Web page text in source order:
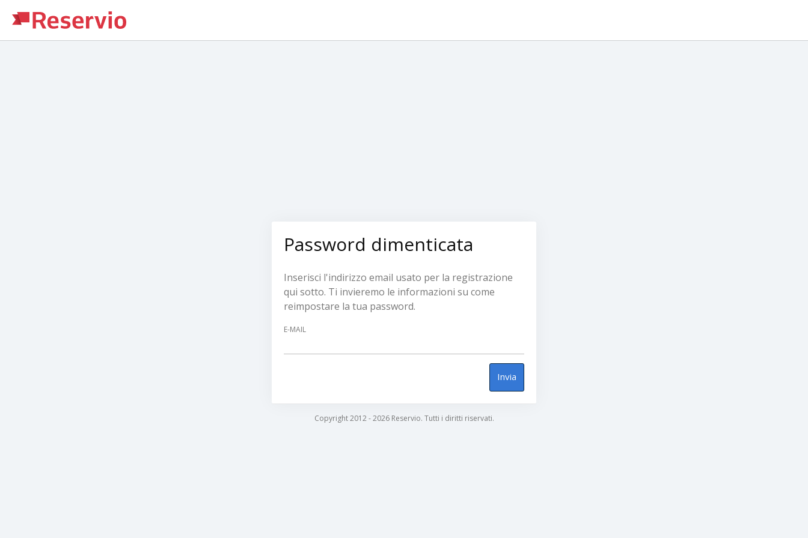
Password dimenticata
Inserisci l'indirizzo email usato per la registrazione
qui sotto. Ti invieremo le informazioni su come
reimpostare la tua password.
E-MAIL
Invia
Copyright 2012 - 2026 Reservio. Tutti i diritti riservati.